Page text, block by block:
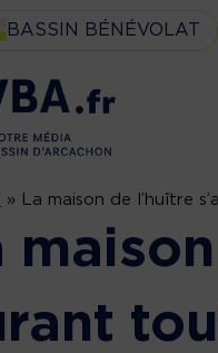
BASSIN BÉNÉVOLAT
» La maison de l’huître